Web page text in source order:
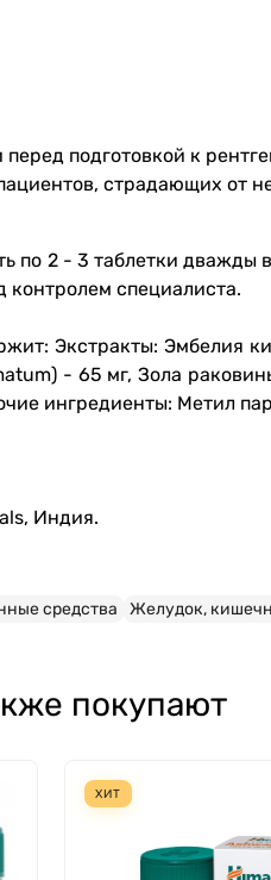
подготовкой к
страдающих от
по 2 - 3 таблетки дважды
специалиста.
Экстракты: Эмбелия
- 65 мг, Зола
ингредиенты: Метил
Индия.
средства Желудок,
покупают
ХИТ